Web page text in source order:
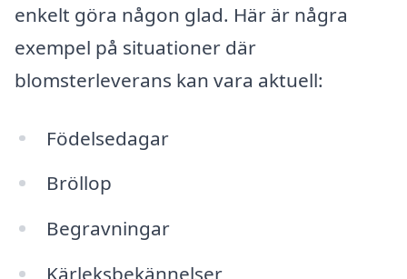
enkelt göra någon glad. Här är några
exempel på situationer där
blomsterleverans kan vara aktuell:
Födelsedagar
Bröllop
Begravningar
Kärleksbekännelser